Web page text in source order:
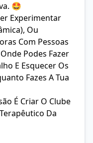
🤩
Experimentar
Ou
Com Pessoas
Podes Fazer
E Esquecer Os
Fazes A Tua
É Criar O Clube
Da